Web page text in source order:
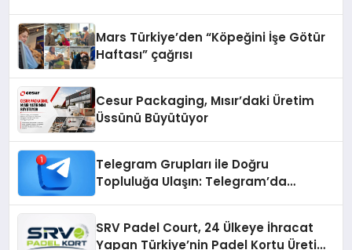
Mars Türkiye’den “Köpeğini İşe Götür
Haftası” çağrısı
Cesur Packaging, Mısır’daki Üretim
Üssünü Büyütüyor
Telegram Grupları ile Doğru
Topluluğa Ulaşın: Telegram’da
SRV Padel Court, 24 Ülkeye İhracat
Yapan Türkiye’nin Padel Kortu Üretim